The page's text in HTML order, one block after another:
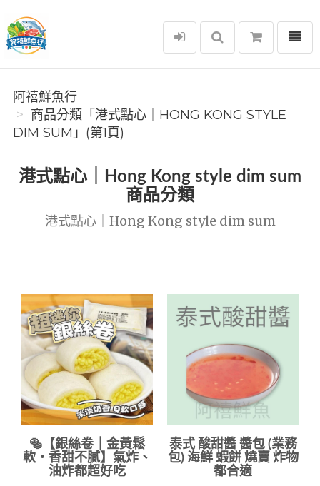
阿禧鮮魚行
選單
阿禧鮮魚行
商品分類「️港式點心｜HONG KONG STYLE
DIM SUM」(第1頁)
️港式點心｜Hong Kong style dim sum
商品分類
️港式點心｜Hong Kong style dim sum
🥯【銀絲卷｜金黃鬆
軟・香甜不膩】氣炸、
油炸都超好吃
泰式 酸甜醬 醬包 (業務
包) 海鮮 蝦餅 燒賣 炸物
都合適